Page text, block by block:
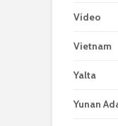
Video
Vietnam
Yalta
Yunan